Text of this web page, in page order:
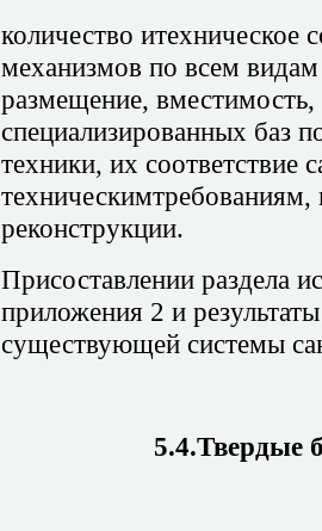
количество итехническое
механизмов по всем
размещение,
специализированных баз
техники, их соответствие
реконструкции.
Присоставлении раздела
приложения 2 и
существующей системы
5.4.Твердые